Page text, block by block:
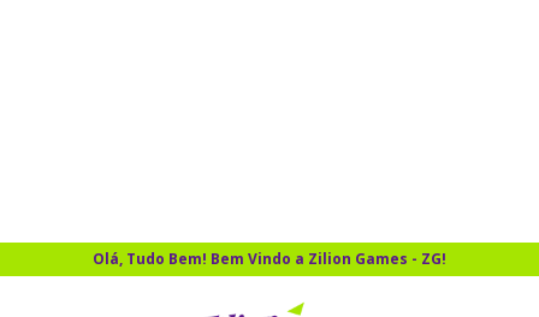
Olá, Tudo Bem! Bem Vindo a Zilion Games - ZG!